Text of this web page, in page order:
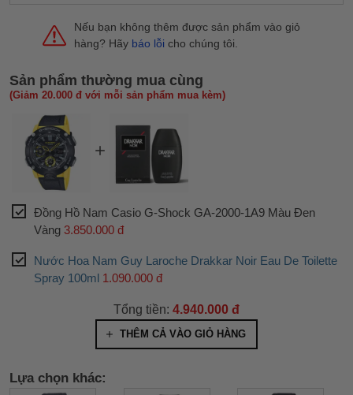
Nếu bạn không thêm được sản phẩm vào giỏ
hàng? Hãy báo lỗi cho chúng tôi.
Sản phẩm thường mua cùng
(Giảm 20.000 đ với mỗi sản phẩm mua kèm)
Đồng Hồ Nam Casio G-Shock GA-2000-1A9 Màu Đen
Vàng 3.850.000 đ
Nước Hoa Nam Guy Laroche Drakkar Noir Eau De Toilette
Spray 100ml 1.090.000 đ
Tổng tiền: 4.940.000 đ
THÊM CẢ VÀO GIỎ HÀNG
Lựa chọn khác: